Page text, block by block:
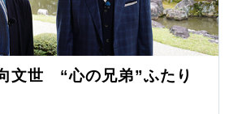
文世 “心の兄弟”ふたり